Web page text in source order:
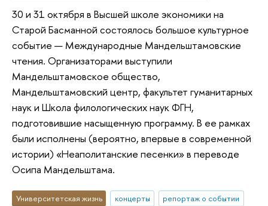
30 и 31 октября в Высшей школе экономики на
Старой Басманной состоялось большое культурное
событие — Международные Мандельштамовские
чтения. Организаторами выступили
Мандельштамовское общество,
Мандельштамовский центр, факультет гуманитарных
наук и Школа филологических наук ФГН,
подготовившие насыщенную программу. В ее рамках
были исполнены (вероятно, впервые в современной
истории) «Неаполитанские песенки» в переводе
Осипа Мандельштама.
Университетская жизнь концерты репортаж о событии